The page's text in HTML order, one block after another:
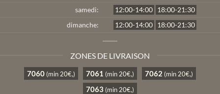
samedi:
12:00-14:00 18:00-21:30
dimanche:
12:00-14:00 18:00-21:30
ZONES DE LIVRAISON
7060 (min 20€,) 7061 (min 20€,) 7062 (min 20€,)
7063 (min 20€,)